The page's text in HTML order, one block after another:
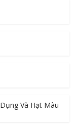
Và Hạt Màu